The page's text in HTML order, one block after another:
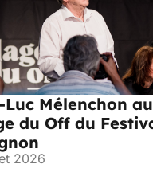
Luc Mélenchon au
du Off du
2026